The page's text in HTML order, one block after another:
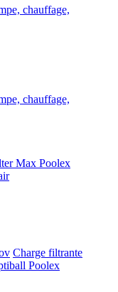
chauffage,
chauffage,
Max Poolex
Charge filtrante
Poolex